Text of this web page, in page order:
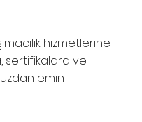
hizmetlerine
sertifikalara ve
emin